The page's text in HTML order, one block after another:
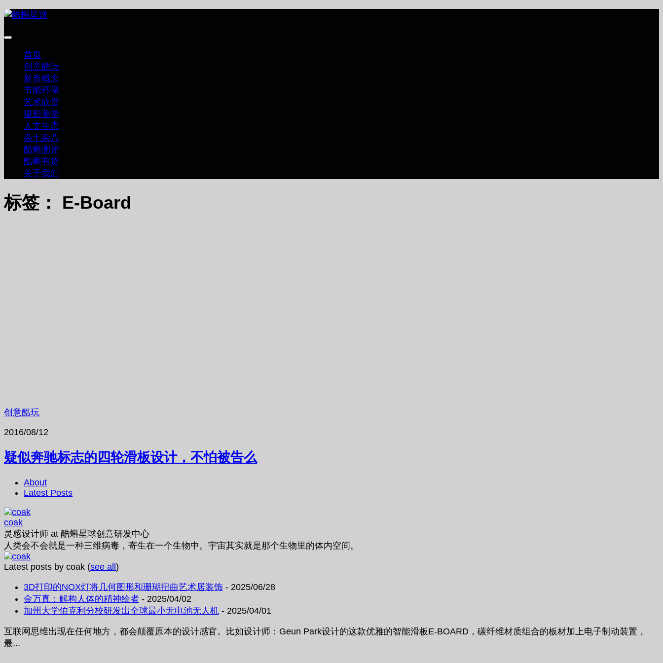
跳
内
首页
创意酷玩
新奇概念
节能环保
艺术欣赏
摄影美学
人文生态
杂七杂八
酷蝌测评
酷蝌有货
关于我们
标签： E-Board
创意酷玩
2016/08/12
疑似奔驰标志的四轮滑板设计，不怕被告么
About
Latest Posts
coak
灵感设计师 at 酷蝌星球创意研发中心
人类会不会就是一种三维病毒，寄生在一个生物中。宇宙其实就是那个生物里的体内空间。
Latest posts by coak (see all)
3D打印的NOX灯将几何图形和珊瑚扭曲艺术居装饰 - 2025/06/28
金万真：解构人体的精神绘者 - 2025/04/02
加州大学伯克利分校研发出全球最小无电池无人机 - 2025/04/01
互联网思维出现在任何地方，都会颠覆原本的设计感官。比如设计师：Geun Park设计的这款优雅的智能滑板E-BOARD，碳纤维材质组合的板材加上电子制动装置，
最...